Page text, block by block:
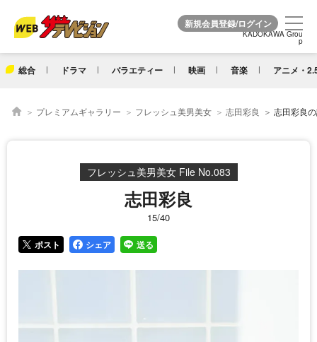
KADOKAWA Grou
p
総合 ドラマ バラエティー 映画 音楽 アニメ・
KADOKAWA Grou
p
プレミアムギャラリー フレッシュ美男美女 志田彩良 志田彩良
フレッシュ美男美女 File No.083
志田彩良
15/40
ポスト シェア 送る